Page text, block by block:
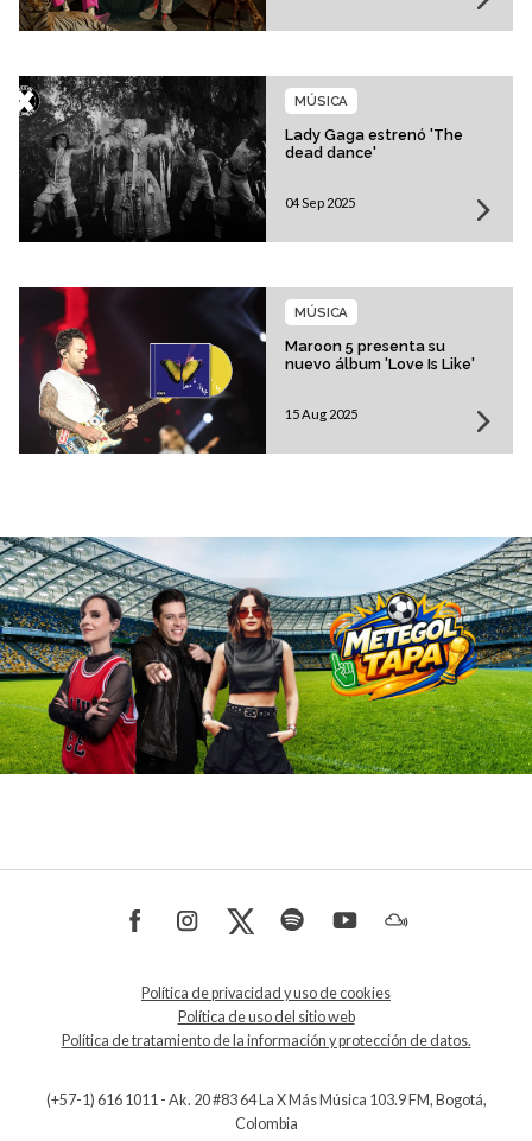
Lady Gaga estrenó 'The
dead dance'
MÚSICA
04 Sep 2025
Maroon 5 presenta su
nuevo álbum 'Love Is Like'
MÚSICA
15 Aug 2025
Política de privacidad y uso de cookies
Política de uso del sitio web
Política de tratamiento de la información y protección de datos.
(+57-1) 616 1011 - Ak. 20 #83 64 La X Más Música 103.9 FM, Bogotá,
Colombia